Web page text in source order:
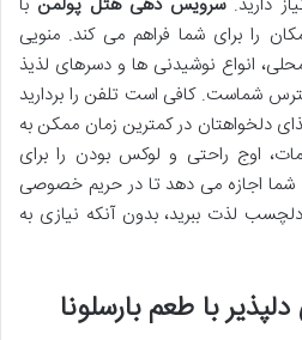
این امکان را برای شما فراهم می کند. منویی
انواع نوشیدنی ها و دسرهای لذیذ
شماست. کافی است تلفن را بردارید
دلخواهتان در کمترین زمان ممکن به
اوج راحتی و لوکس بودن را برای
شما اجازه می دهد تا در حریم خصوصی
لذت ببرید، بدون آنکه نیازی به
با طعم بارسلونا